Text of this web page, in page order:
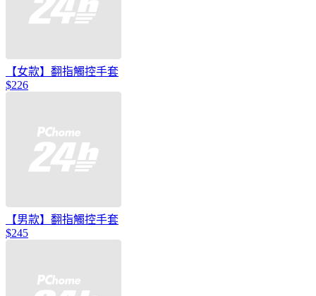
【女款】翻指觸控手套
$226
【男款】翻指觸控手套
$245